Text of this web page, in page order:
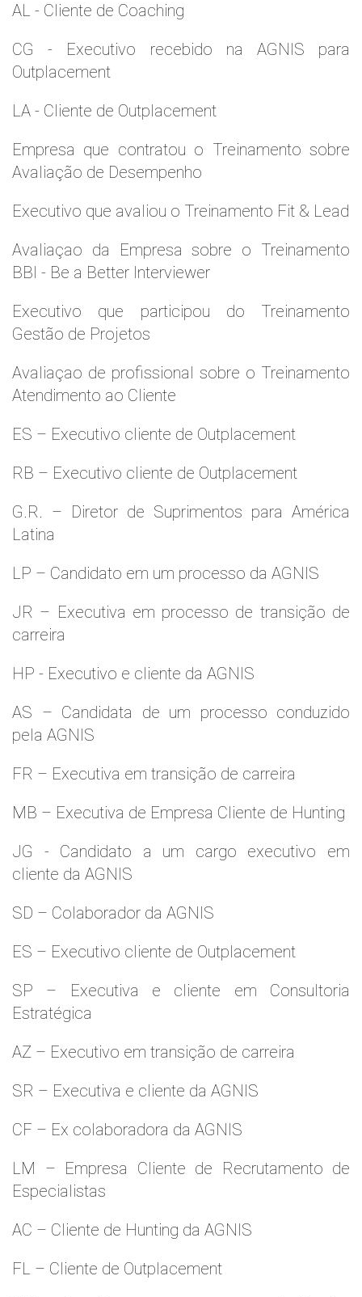
AL - Cliente de Coaching
CG - Executivo recebido na AGNIS para
Outplacement
LA - Cliente de Outplacement
Empresa que contratou o Treinamento sobre
Avaliação de Desempenho
Executivo que avaliou o Treinamento Fit & Lead
Avaliaçao da Empresa sobre o Treinamento
BBI - Be a Better Interviewer
Executivo que participou do Treinamento
Gestão de Projetos
Avaliaçao de profissional sobre o Treinamento
Atendimento ao Cliente
ES – Executivo cliente de Outplacement
RB – Executivo cliente de Outplacement
G.R. – Diretor de Suprimentos para América
Latina
LP – Candidato em um processo da AGNIS
JR – Executiva em processo de transição de
carreira
HP - Executivo e cliente da AGNIS
AS – Candidata de um processo conduzido
pela AGNIS
FR – Executiva em transição de carreira
MB – Executiva de Empresa Cliente de Hunting
JG - Candidato a um cargo executivo em
cliente da AGNIS
SD – Colaborador da AGNIS
ES – Executivo cliente de Outplacement
SP – Executiva e cliente em Consultoria
Estratégica
AZ – Executivo em transição de carreira
SR – Executiva e cliente da AGNIS
CF – Ex colaboradora da AGNIS
LM – Empresa Cliente de Recrutamento de
Especialistas
AC – Cliente de Hunting da AGNIS
FL – Cliente de Outplacement